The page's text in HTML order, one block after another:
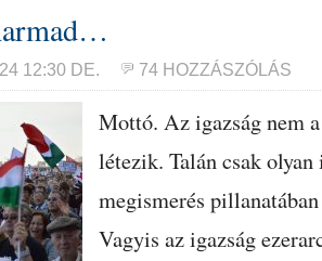
12:30 DE. 74 HOZZÁSZÓLÁS
Mottó. Az igazság nem
létezik. Talán csak olyan
megismerés
Vagyis az igazság